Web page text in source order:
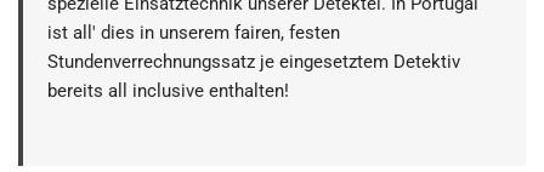
ist all' dies in unserem fairen, festen
Stundenverrechnungssatz je eingesetztem Detektiv
bereits all inclusive enthalten!